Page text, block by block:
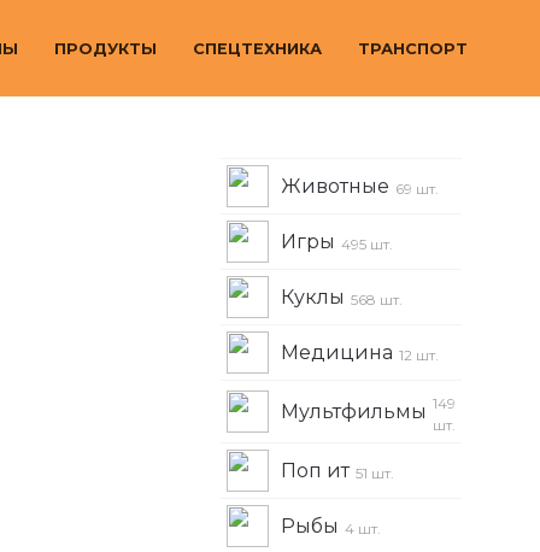
ПРОДУКТЫ СПЕЦТЕХНИКА ТРАНСПОРТ
Животные 69 шт.
Игры 495 шт.
Куклы 568 шт.
Медицина 12 шт.
Мультфильмы 149
шт.
Поп ит 51 шт.
Рыбы 4 шт.